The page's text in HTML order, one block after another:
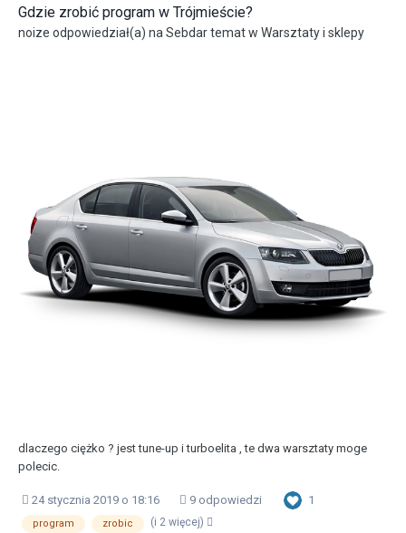
Gdzie zrobić program w Trójmieście?
noize odpowiedział(a) na Sebdartemat w Warsztaty i sklepy
dlaczego ciężko ? jest tune-up i turboelita , te dwa warsztaty moge
polecic.
24 stycznia 2019 o 18:16 9 odpowiedzi 1
program zrobic (i 2 więcej)